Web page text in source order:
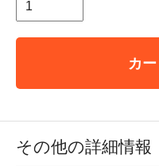
カ
その他の詳細情報